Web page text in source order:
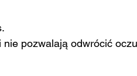
pozwalają odwrócić